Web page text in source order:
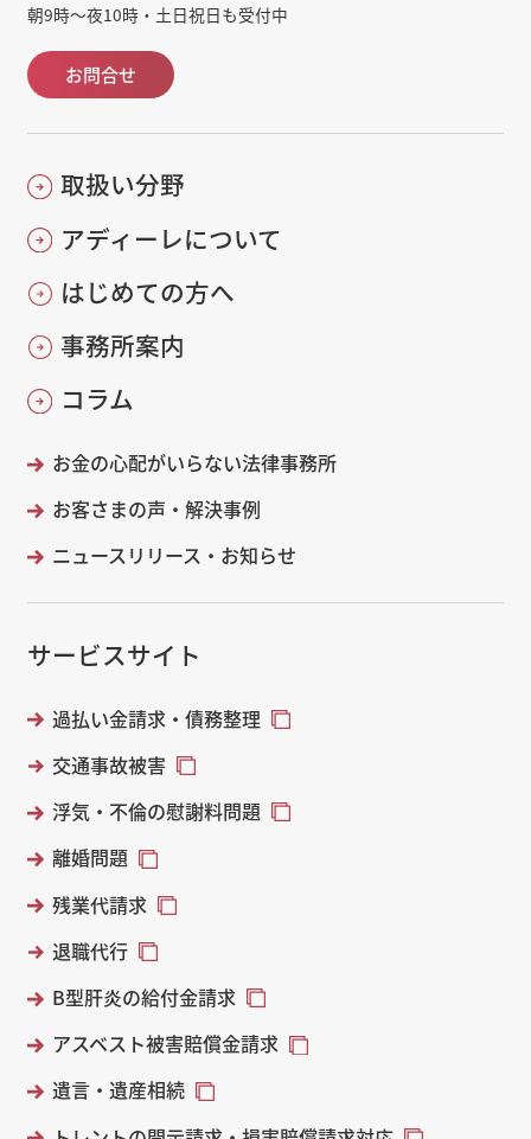
朝9時～夜10時・土日祝日も受付中
お問合せ
取扱い分野
アディーレについて
はじめての方へ
事務所案内
コラム
お金の心配がいらない法律事務所
お客さまの声・解決事例
ニュースリリース・お知らせ
サービスサイト
過払い金請求・債務整理
交通事故被害
浮気・不倫の慰謝料問題
離婚問題
残業代請求
退職代行
B型肝炎の給付金請求
アスベスト被害賠償金請求
遺言・遺産相続